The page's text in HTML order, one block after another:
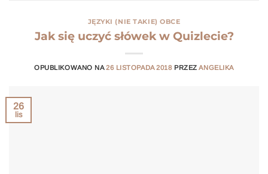
JĘZYKI (NIE TAKIE) OBCE
Jak się uczyć słówek w Quizlecie?
OPUBLIKOWANO NA26 LISTOPADA 2018 PRZEZANGELIKA
26
lis